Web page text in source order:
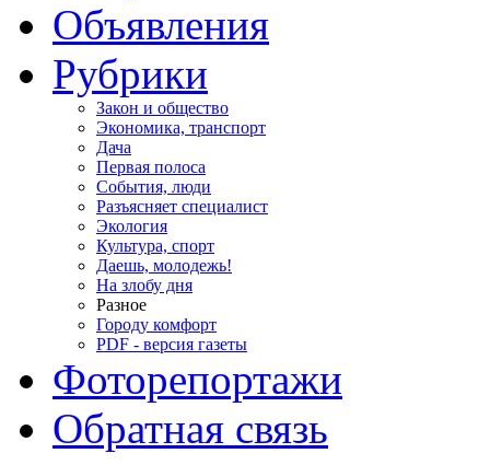
Объявления
Рубрики
Закон и общество
Экономика, транспорт
Дача
Первая полоса
События, люди
Разъясняет специалист
Экология
Культура, спорт
Даешь, молодежь!
На злобу дня
Разное
Городу комфорт
PDF - версия газеты
Фоторепортажи
Обратная связь